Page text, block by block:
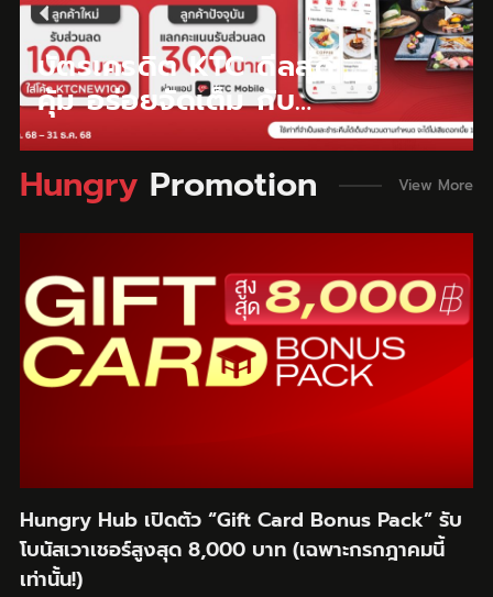
ดินเนอร์โรแมนติกกับ
HUNGRY HUB รับไอเท
มสุดพิเศษ AUDITION
DANCE&DATE ฟรี!
บัตรเครดิต KTC ดีลสุด
คุ้ม อร่อยจัดเต็ม กับ
HUNGRY HUB รับ
ส่วนลดสูงสุด 300
บาท!
HUNGRY HUB LINE
GIFT มอบความสุขแทน
ใจ ให้เพื่อนง่ายๆ บนไลน์
แชท ลดสูงสุด 50%
จองร้านเด็ด รับดีลสุด
คุ้มทุกมื้อพิเศษ กับ โปร
โมชั่น UOB และ
HUNGRY HUB
คุ้มทะลุ ทุกเรื่องออนไลน์
แลกรับเครดิตเงินคืน
สูงสุด 13% กับบัตร
เครดิตกรุงศรี และ
HUNGRY HUB
ปล่อยจอยทุกโมเมนต์
เรื่องออนไลน์ กับ บัตร
เครดิตกรุงศรี แลกรับ
เครดิตเงินคืนสูงสุด
15%* เมื่อจองผ่าน
HUNGRY HUB ​
ดินเนอร์โรแมนติกกับ
HUNGRY HUB รับไอเท
มสุดพิเศษ AUDITION
DANCE&DATE ฟรี!
บัตรเครดิต KTC ดีลสุด
คุ้ม อร่อยจัดเต็ม กับ
HUNGRY HUB รับ
ส่วนลดสูงสุด 300
บาท!
Hungry Promotion View More
Hungry Hub เปิดตัว “Gift Card Bonus Pack” รับ
โบนัสเวาเชอร์สูงสุด 8,000 บาท (เฉพาะกรกฎาคมนี้
เท่านั้น!)